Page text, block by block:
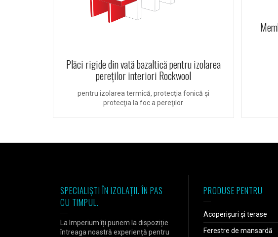
Plăci rigide din vată bazaltică pentru izolarea
pereților interiori Rockwool
pentru izolarea termică, protecţia fonică şi
protecţia la foc a pereţilor
SPECIALIȘTI ÎN IZOLAȚII. ÎN PAS
CU TIMPUL.
La Imperium îți punem la dispoziție
întreaga noastră experiență pentru
PRODUSE PENTRU
Acoperișuri și terase
Ferestre de mansardă